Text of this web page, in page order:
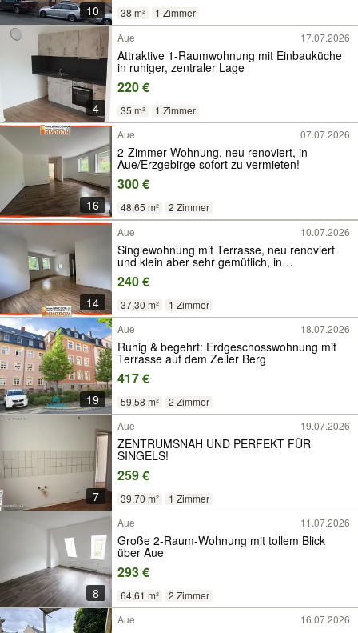
10 38 m² 1 Zimmer
4
Aue 17.07.2026
Attraktive 1-Raumwohnung mit Einbauküche
in ruhiger, zentraler Lage
220 €
35 m² 1 Zimmer
16
Aue 07.07.2026
2-Zimmer-Wohnung, neu renoviert, in
Aue/Erzgebirge sofort zu vermieten!
300 €
48,65 m² 2 Zimmer
14
Aue 10.07.2026
Singlewohnung mit Terrasse, neu renoviert
und klein aber sehr gemütlich, in
Aue/Erzgebirge zu vermieten!
240 €
37,30 m² 1 Zimmer
19
Aue 18.07.2026
Ruhig & begehrt: Erdgeschosswohnung mit
Terrasse auf dem Zeller Berg
417 €
59,58 m² 2 Zimmer
7
Aue 19.07.2026
ZENTRUMSNAH UND PERFEKT FÜR
SINGELS!
259 €
39,70 m² 1 Zimmer
8
Aue 11.07.2026
Große 2-Raum-Wohnung mit tollem Blick
über Aue
293 €
64,61 m²
2 Zimmer
Aue
16.07.2026